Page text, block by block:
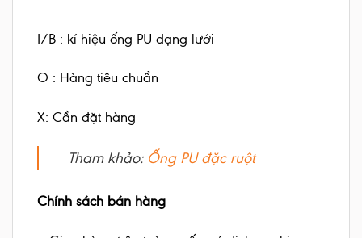
I/B : kí hiệu ống PU dạng lưới
O : Hàng tiêu chuẩn
X: Cần đặt hàng
Tham khảo: Ống PU đặc ruột
Chính sách bán hàng